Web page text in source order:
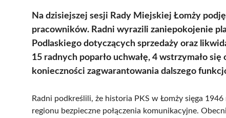
Na dzisiejszej sesji Rady Miejskiej Łomży
pracowników. Radni wyrazili zaniepokojenie
Podlaskiego dotyczących sprzedaży oraz
15 radnych poparło uchwałę, 4 wstrzymało
konieczności zagwarantowania dalszego
Radni podkreślili, że historia PKS w Łomży sięga
regionu bezpieczne połączenia komunikacyjne.